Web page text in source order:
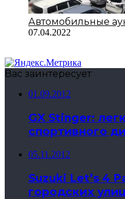
Автомобильные
07.04.2022
Вас заинтересует
01.09.2012
GX Stinger:
спортивного
05.11.2012
Suzuki Let’s 4
городских улиц